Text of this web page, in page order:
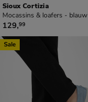
Sioux Cortizia
Mocassins & loafers - blauw
€ 129,99
129,99
Sale